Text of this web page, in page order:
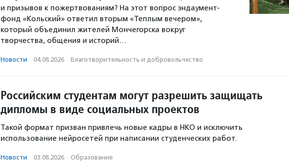
и призывов к пожертвованиям? На этот вопрос эндаумент-
фонд «Кольский» ответил вторым «Теплым вечером»,
который объединил жителей Мончегорска вокруг
творчества, общения и историй…
Новости · 04.08.2026 · Благотвори­тель­ность и доброволь­чест­во
Российским студентам могут разрешить защищать
дипломы в виде социальных проектов
Такой формат призван привлечь новые кадры в НКО и исключить
использование нейросетей при написании студенческих работ.
Новости · 03.08.2026 · Образование